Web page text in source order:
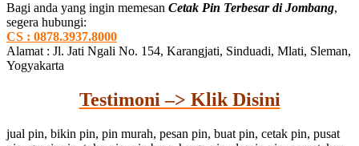
Bagi anda yang ingin memesan Cetak Pin Terbesar di Jombang,
segera hubungi:
CS : 0878.3937.8000
Alamat : Jl. Jati Ngali No. 154, Karangjati, Sinduadi, Mlati, Sleman,
Yogyakarta
Testimoni –> Klik Disini
jual pin, bikin pin, pin murah, pesan pin, buat pin, cetak pin, pusat